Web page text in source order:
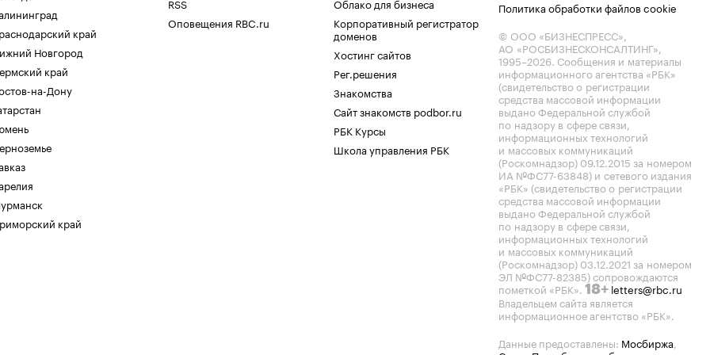
край
Новгород
край
на-Дону
край
RSS
Оповещения RBC.ru
Облако для бизнеса
Корпоративный регистратор
доменов
Хостинг сайтов
Рег.решения
Знакомства
Сайт знакомств podbor.ru
РБК Курсы
Школа управления РБК
Политика обработки файлов cookie
© ООО «БИЗНЕСПРЕСС»,
АО «РОСБИЗНЕСКОНСАЛТИНГ»,
1995–2026. Сообщения и материалы
информационного агентства «РБК»
(свидетельство о регистрации
средства массовой информации
выдано Федеральной службой
по надзору в сфере связи,
информационных технологий
и массовых коммуникаций
(Роскомнадзор) 09.12.2015 за номером
ИА №ФС77-63848) и сетевого издания
«РБК» (свидетельство о регистрации
средства массовой информации
выдано Федеральной службой
по надзору в сфере связи,
информационных технологий
и массовых коммуникаций
(Роскомнадзор) 03.12.2021 за номером
ЭЛ №ФС77-82385) сопровождаются
пометкой «РБК». 18+ letters@rbc.ru
Владельцем сайта является
информационное агентство «РБК».
Данные предоставлены: Мосбиржа,